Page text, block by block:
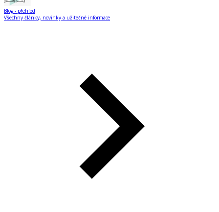
Blog - přehled
Všechny články, novinky a užitečné informace